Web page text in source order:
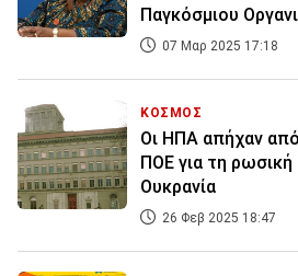
Παγκόσμιου
07 Μαρ 2025 17:18
ΚΟΣΜΟΣ
Οι ΗΠΑ απήχαν
ΠΟΕ για τη ρωσική
Ουκρανία
26 Φεβ 2025 18:47